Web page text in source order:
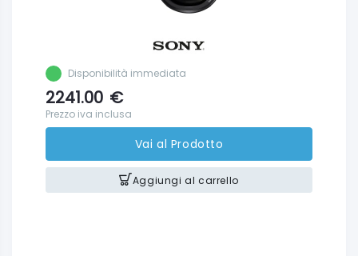
Disponibilità immediata
2241.00 €
Prezzo iva inclusa
Vai al Prodotto
Aggiungi al carrello